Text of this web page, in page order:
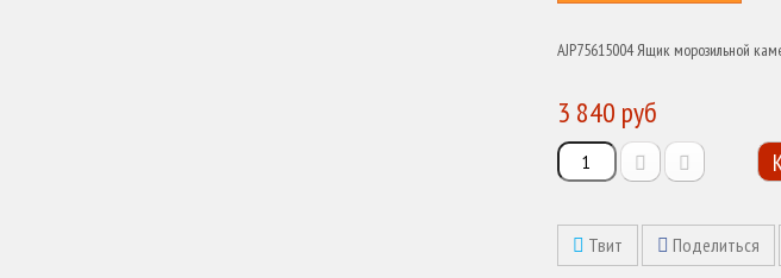
AJP75615004 Ящик морозильной
3 840 руб
Твит Поделиться